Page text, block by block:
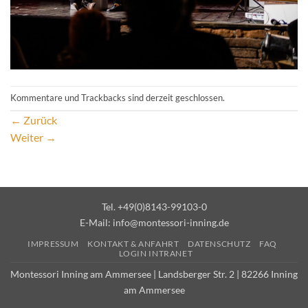
Kommentare und Trackbacks sind derzeit geschlossen.
← Zurück
Weiter →
Tel. +49(0)8143-99103-0
E-Mail: info@montessori-inning.de
IMPRESSUM KONTAKT & ANFAHRT DATENSCHUTZ
FAQ
LOGIN INTRANET
Montessori Inning am Ammersee | Landsberger Str. 2 | 82266 Inning
am Ammersee